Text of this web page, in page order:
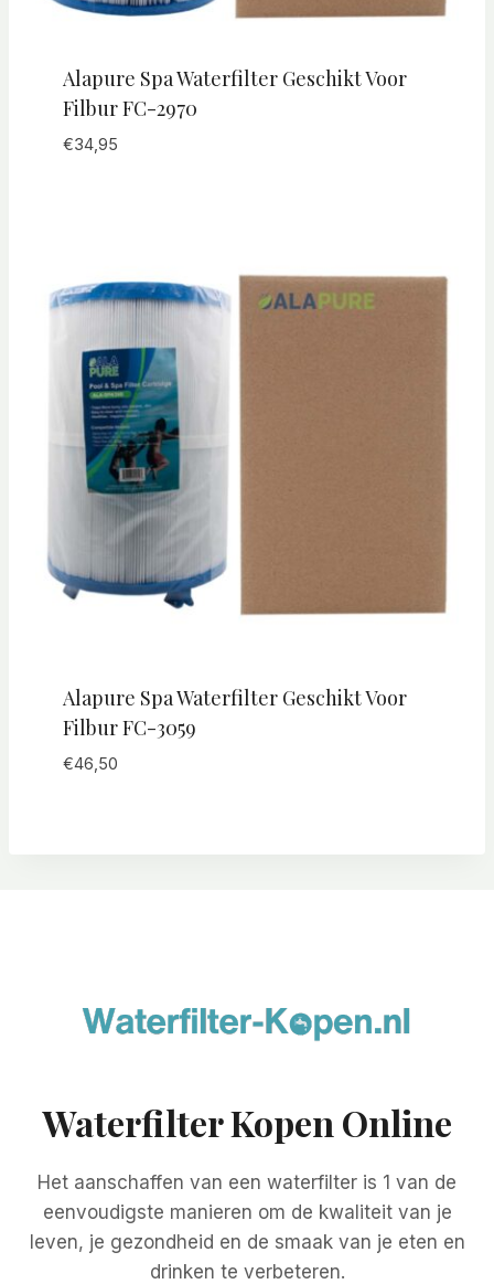
Alapure Spa Waterfilter Geschikt Voor
Filbur FC-2970
€34,95
Alapure Spa Waterfilter Geschikt Voor
Filbur FC-3059
€46,50
Waterfilter Kopen Online
Het aanschaffen van een waterfilter is 1 van de
eenvoudigste manieren om de kwaliteit van je
leven, je gezondheid en de smaak van je eten en
drinken te verbeteren.